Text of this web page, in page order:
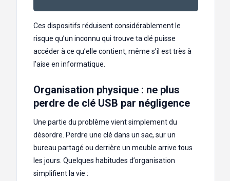
Ces dispositifs réduisent considérablement le
risque qu’un inconnu qui trouve ta clé puisse
accéder à ce qu’elle contient, même s’il est très à
l’aise en informatique.
Organisation physique : ne plus
perdre de clé USB par négligence
Une partie du problème vient simplement du
désordre. Perdre une clé dans un sac, sur un
bureau partagé ou derrière un meuble arrive tous
les jours. Quelques habitudes d’organisation
simplifient la vie :